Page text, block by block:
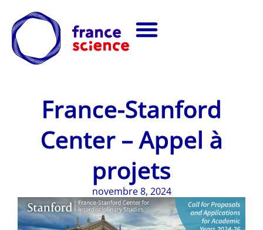
France-Stanford
Center – Appel à
projets
novembre 8, 2024